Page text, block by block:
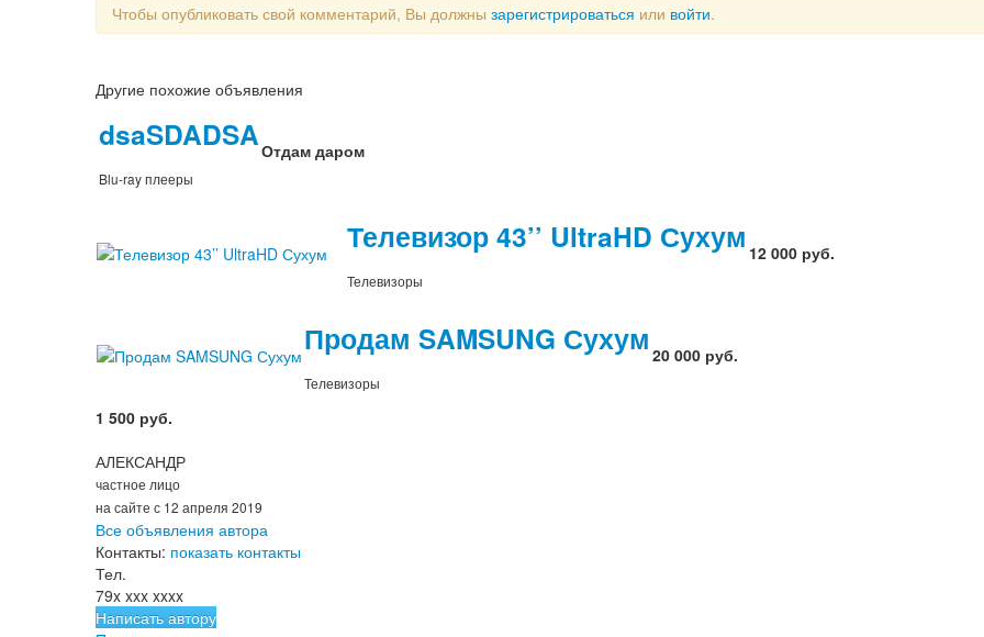
Чтобы опубликовать свой комментарий, Вы должны зарегистрироваться или войти.
Другие похожие объявления
dsaSDADSA
Blu-ray плееры
Отдам даром
Телевизор 43’’ UltraHD Сухум
Телевизоры
12 000 руб.
Продам SAMSUNG Сухум
Телевизоры
20 000 руб.
1 500 руб.
АЛЕКСАНДР
частное лицо
на сайте с 12 апреля 2019
Все объявления автора
Контакты: показать контакты
Тел.
79x xxx xxxx
Написать автору